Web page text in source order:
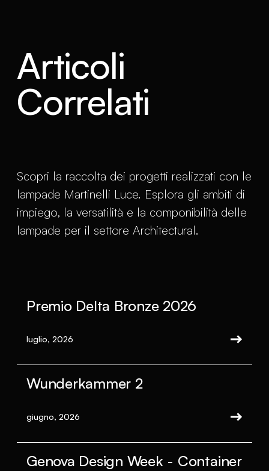
Articoli
Correlati
Scopri la raccolta dei progetti realizzati con le
lampade Martinelli Luce. Esplora gli ambiti di
impiego, la versatilità e la componibilità delle
lampade per il settore Architectural.
Premio Delta Bronze 2026
luglio, 2026
Wunderkammer 2
giugno, 2026
Genova Design Week - Container